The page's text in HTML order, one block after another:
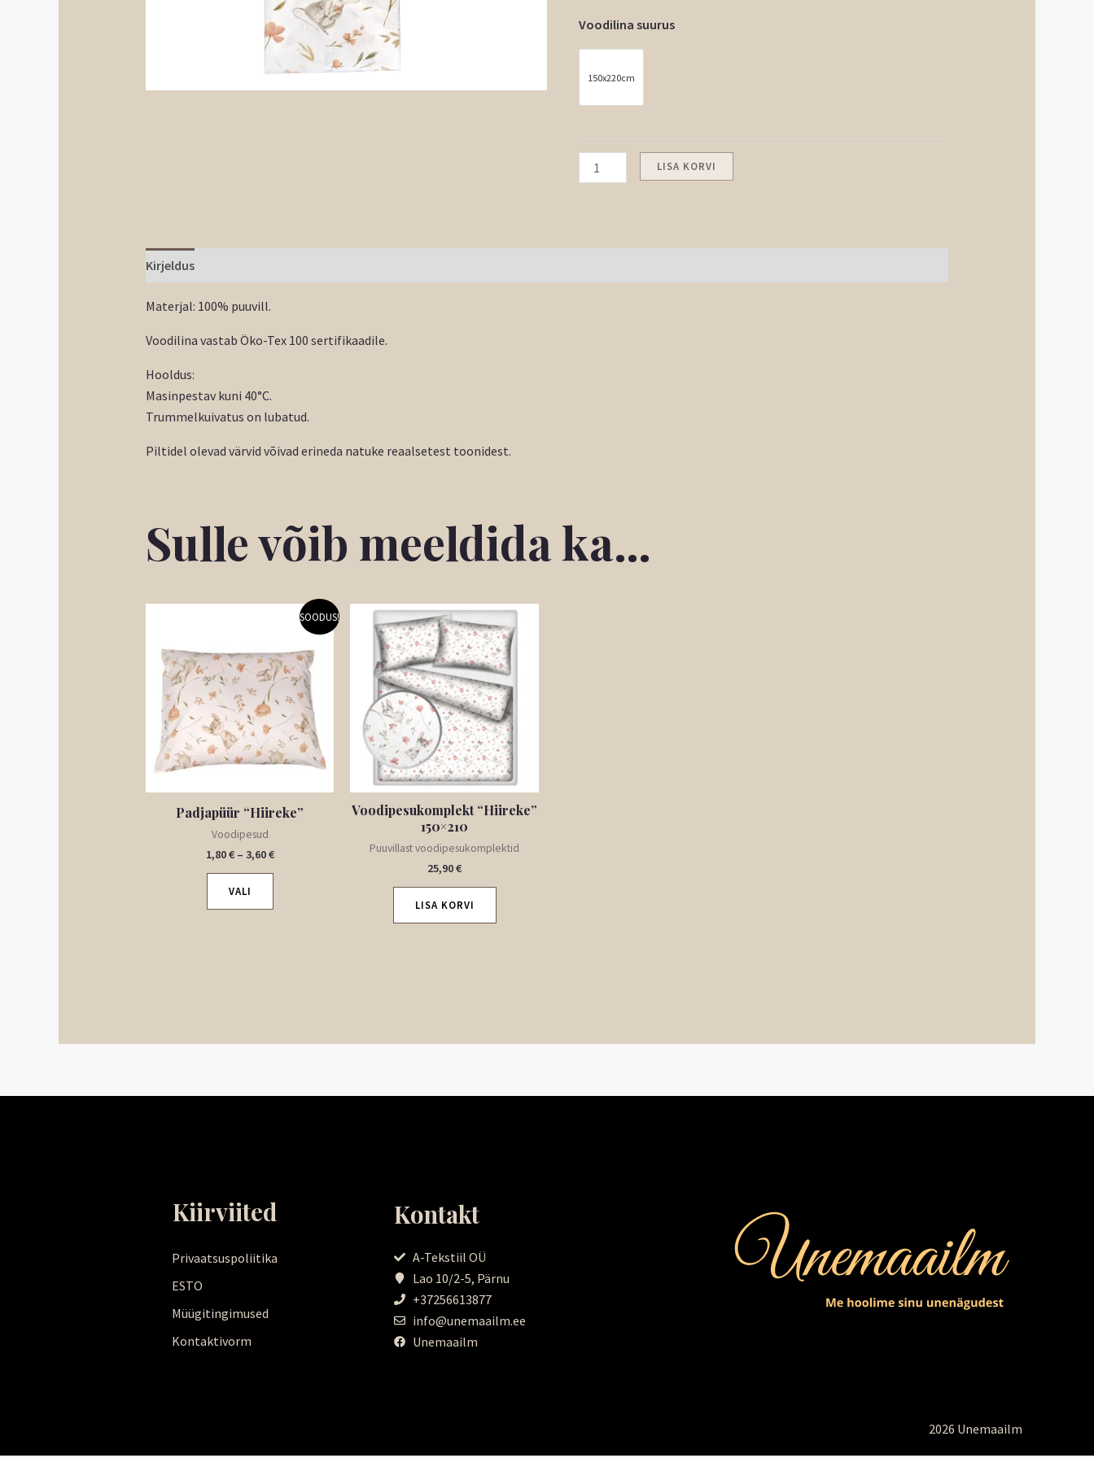
Voodilina suurus
150x220cm
LISA KORVI
Kirjeldus
Materjal: 100% puuvill.
Voodilina vastab Öko-Tex 100 sertifikaadile.
Hooldus:
Masinpestav kuni 40°C.
Trummelkuivatus on lubatud.
Piltidel olevad värvid võivad erineda natuke reaalsetest toonidest.
Sulle võib meeldida ka…
SOODUS!
Padjapüür “Hiireke”
Voodipesud
1,80€ – 3,60€
Hinnavahemik:
1,80 €
3,60 €
VALI
Sellel
tootel
on
mitu
varianti.
Valikuid
saab
teha
Voodipesukomplekt “Hiireke”
150×210
Puuvillast voodipesukomplektid
25,90€
LISA KORVI
Kiirviited
Privaatsuspoliitika
ESTO
Müügitingimused
Kontaktivorm
Kontakt
A-Tekstiil OÜ
Lao 10/2-5, Pärnu
+37256613877
info@unemaailm.ee
Unemaailm
2026 Unemaailm